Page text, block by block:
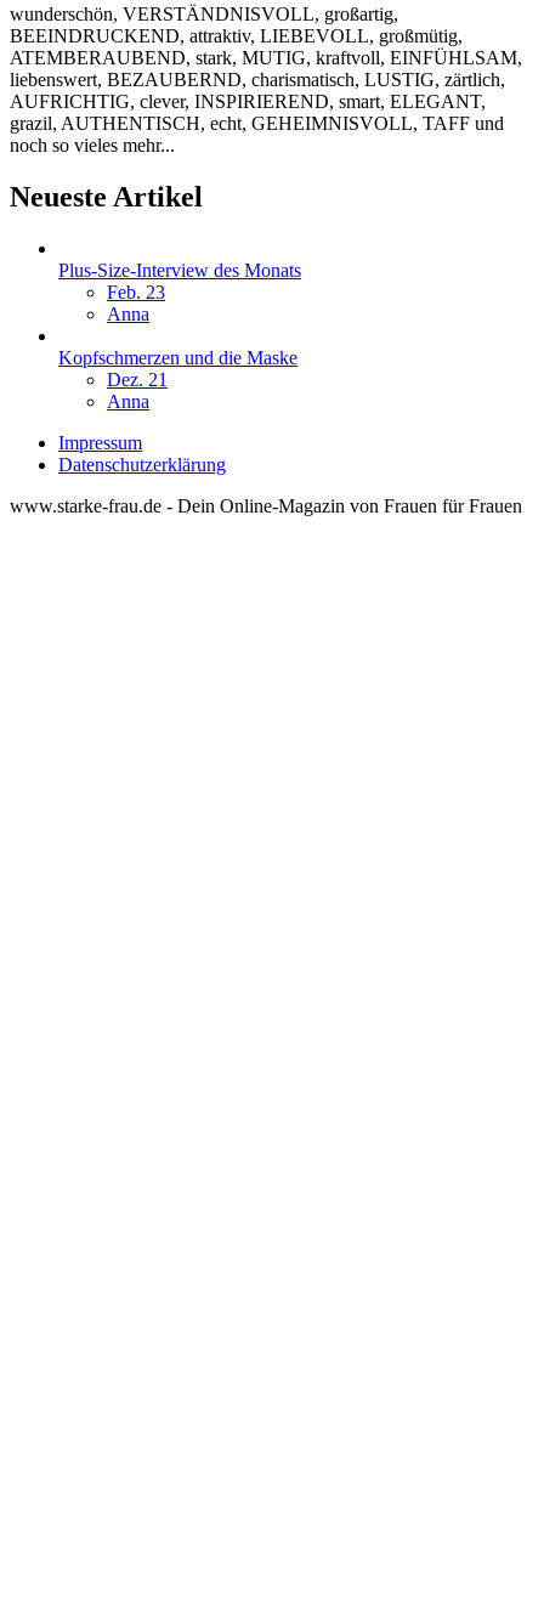
wunderschön, VERSTÄNDNISVOLL, großartig,
BEEINDRUCKEND, attraktiv, LIEBEVOLL, großmütig,
ATEMBERAUBEND, stark, MUTIG, kraftvoll, EINFÜHLSAM,
liebenswert, BEZAUBERND, charismatisch, LUSTIG, zärtlich,
AUFRICHTIG, clever, INSPIRIEREND, smart, ELEGANT,
grazil, AUTHENTISCH, echt, GEHEIMNISVOLL, TAFF und
noch so vieles mehr...
Neueste Artikel
Plus-Size-Interview des Monats
Feb. 23
Anna
Kopfschmerzen und die Maske
Dez. 21
Anna
Impressum
Datenschutzerklärung
www.starke-frau.de - Dein Online-Magazin von Frauen für Frauen